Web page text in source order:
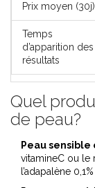
Prix moyen (30j)
Temps
d’apparition des
résultats
Quel
de peau?
Peau sensible
vitamineC ou le
l’adapalène